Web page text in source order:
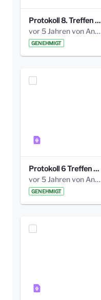
Protokoll 8. Treffen 20150330 AG Bismarckplatz.pdf
vor 5 Jahren von Anni Schlumberger
GENEHMIGT
Protokoll 6 Treffen 20150205 AG Bismarckplatz.pdf
vor 5 Jahren von Anni Schlumberger
GENEHMIGT